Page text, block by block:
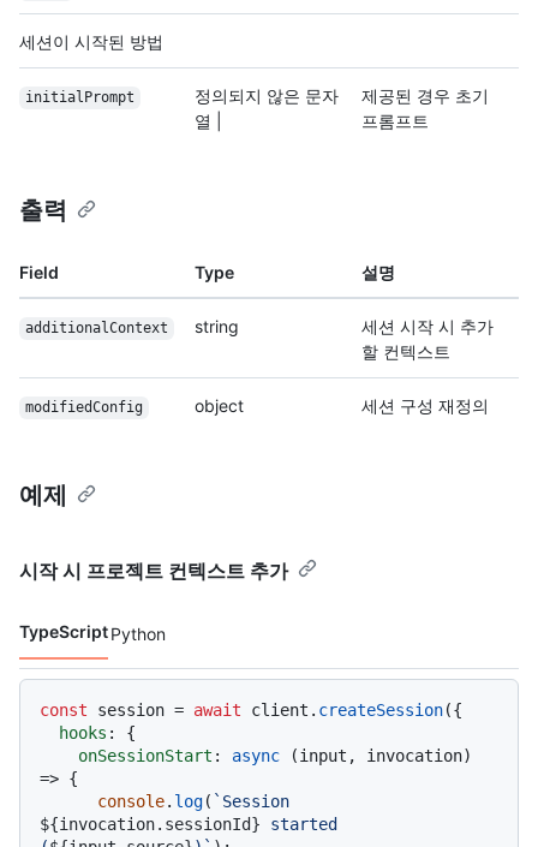
세션이 시작된 방법
initialPrompt
정의되지 않은 문자
열 |
제공된 경우 초기
프롬프트
출력
Field Type 설명
additionalContext string
세션 시작 시 추가
할 컨텍스트
modifiedConfig object 세션 구성 재정의
예제
시작 시 프로젝트 컨텍스트 추가
코드 언어 navigation
TypeScriptPython
const session = await client. createSession({
hooks : {
onSessionStart : async (input, invocation)
=> {
console. log(
${invocation.sessionId} started